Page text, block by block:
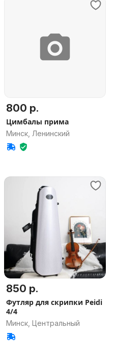
800 р.
Цимбалы прима
Минск, Ленинский
850 р.
Футляр для скрипки Peidi
4/4
Минск, Центральный